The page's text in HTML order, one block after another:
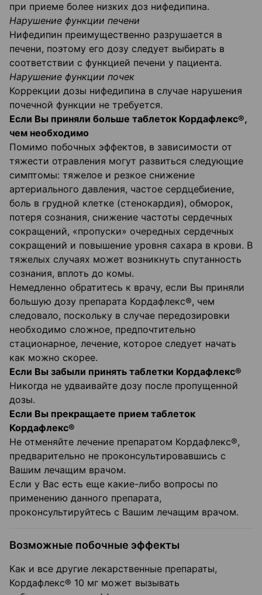
при приеме более низких доз нифедипина.
Нарушение функции печени
Нифедипин преимущественно разрушается в
печени, поэтому его дозу следует выбирать в
соответствии с функцией печени у пациента.
Нарушение функции почек
Коррекции дозы нифедипина в случае нарушения
почечной функции не требуется.
Если Вы приняли больше таблеток Кордафлекс®,
чем необходимо
Помимо побочных эффектов, в зависимости от
тяжести отравления могут развиться следующие
симптомы: тяжелое и резкое снижение
артериального давления, частое сердцебиение,
боль в грудной клетке (стенокардия), обморок,
потеря сознания, снижение частоты сердечных
сокращений, «пропуски» очередных сердечных
сокращений и повышение уровня сахара в крови. В
тяжелых случаях может возникнуть спутанность
сознания, вплоть до комы.
Немедленно обратитесь к врачу, если Вы приняли
большую дозу препарата Кордафлекс®, чем
следовало, поскольку в случае передозировки
необходимо сложное, предпочтительно
стационарное, лечение, которое следует начать
как можно скорее.
Если Вы забыли принять таблетки Кордафлекс®
Никогда не удваивайте дозу после пропущенной
дозы.
Если Вы прекращаете прием таблеток
Кордафлекс®
Не отменяйте лечение препаратом Кордафлекс®,
предварительно не проконсультировавшись с
Вашим лечащим врачом.
Если у Вас есть еще какие-либо вопросы по
применению данного препарата,
проконсультируйтесь с Вашим лечащим врачом.
Возможные побочные эффекты
Как и все другие лекарственные препараты,
Кордафлекс® 10 мг может вызывать